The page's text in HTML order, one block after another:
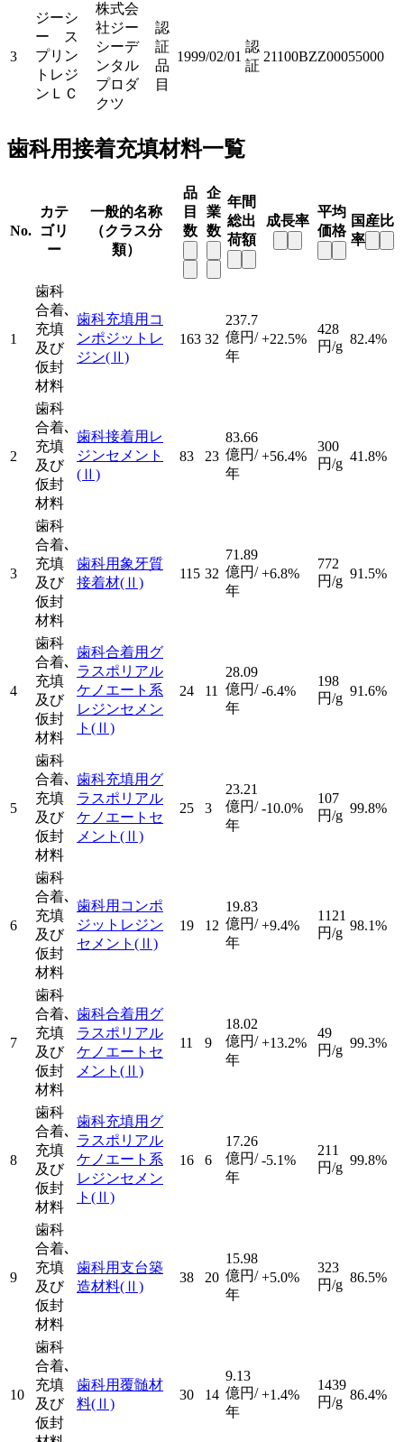
3
ジーシ
ー ス
プリン
トレジ
ンＬＣ
株式会
社ジー
シーデ
ンタル
プロダ
クツ
認
証
品
目
1999/02/01
認
証
21100BZZ00055000
歯科用接着充填材料一覧
No.
カテ
ゴリ
ー
一般的名称
（クラス分
類）
品
目
数
企
業
数
年間
総出
荷額
成長率
平均
価格
国産比
率
1
歯科
合着､
充填
及び
仮封
材料
歯科充填用コ
ンポジットレ
ジン(Ⅱ)
163 32
237.7
億円/
年
+22.5%
428
円/g 82.4%
2
歯科
合着､
充填
及び
仮封
材料
歯科接着用レ
ジンセメント
(Ⅱ)
83 23
83.66
億円/
年
+56.4%
300
円/g 41.8%
3
歯科
合着､
充填
及び
仮封
材料
歯科用象牙質
接着材(Ⅱ)
115 32
71.89
億円/
年
+6.8%
772
円/g 91.5%
4
歯科
合着､
充填
及び
仮封
材料
歯科合着用グ
ラスポリアル
ケノエート系
レジンセメン
ト (Ⅱ)
24 11
28.09
億円/
年
-6.4%
198
円/g 91.6%
5
歯科
合着､
充填
及び
仮封
材料
歯科充填用グ
ラスポリアル
ケノエートセ
メント (Ⅱ)
25 3
23.21
億円/
年
-10.0%
107
円/g 99.8%
6
歯科
合着､
充填
及び
仮封
材料
歯科用コンポ
ジットレジン
セメント (Ⅱ)
19 12
19.83
億円/
年
+9.4%
1121
円/g 98.1%
7
歯科
合着､
充填
及び
仮封
材料
歯科合着用グ
ラスポリアル
ケノエートセ
メント (Ⅱ)
11 9
18.02
億円/
年
+13.2%
49
円/g 99.3%
8
歯科
合着､
充填
及び
仮封
材料
歯科充填用グ
ラスポリアル
ケノエート系
レジンセメン
ト (Ⅱ)
16 6
17.26
億円/
年
-5.1%
211
円/g 99.8%
9
歯科
合着､
充填
及び
仮封
材料
歯科用支台築
造材料(Ⅱ)
38 20
15.98
億円/
年
+5.0%
323
円/g 86.5%
10
歯科
合着､
充填
及び
仮封
歯科用覆髄材
料(Ⅱ)
30 14
9.13
億円/
年
+1.4%
1439
円/g 86.4%